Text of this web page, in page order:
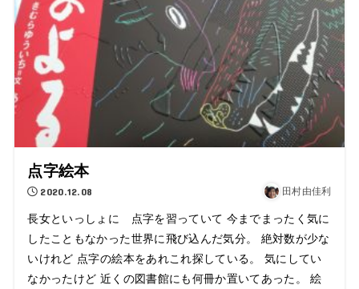
点字絵本
2020.12.08 田村由佳利
長女といっしょに 点字を習っていて 今までまったく気に
したこともなかった世界に飛び込んだ気分。 絶対数が少な
いけれど 点字の絵本をあれこれ探している。 気にしてい
なかったけど 近くの図書館にも何冊か置いてあった。 絵